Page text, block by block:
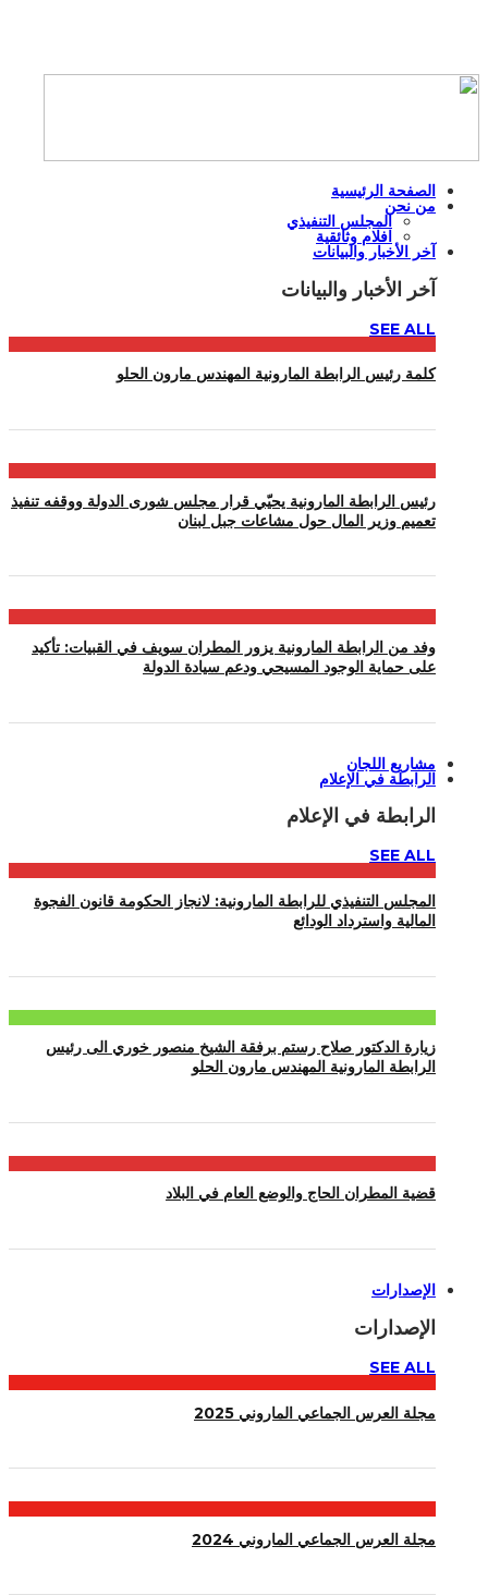
الصفحة الرئيسية
من نحن
المجلس التنفيذي
افلام وثائقية
آخر الأخبار والبيانات
آخر الأخبار والبيانات
SEE ALL
كلمة رئيس الرابطة المارونية المهندس مارون الحلو
رئيس الرابطة المارونية يحيّي قرار مجلس شورى الدولة ووقفه تنفيذ
تعميم وزير المال حول مشاعات جبل لبنان
وفد من الرابطة المارونية يزور المطران سويف في القبيات: تأكيد
على حماية الوجود المسيحي ودعم سيادة الدولة
مشاريع اللجان
الرابطة في الإعلام
الرابطة في الإعلام
SEE ALL
المجلس التنفيذي للرابطة المارونية: لانجاز الحكومة قانون الفجوة
المالية واسترداد الودائع
زيارة الدكتور صلاح رستم برفقة الشيخ منصور خوري الى رئيس
الرابطة المارونية المهندس مارون الحلو
قضية المطران الحاج والوضع العام في البلاد
الإصدارات
الإصدارات
SEE ALL
مجلة العرس الجماعي الماروني 2025
مجلة العرس الجماعي الماروني 2024